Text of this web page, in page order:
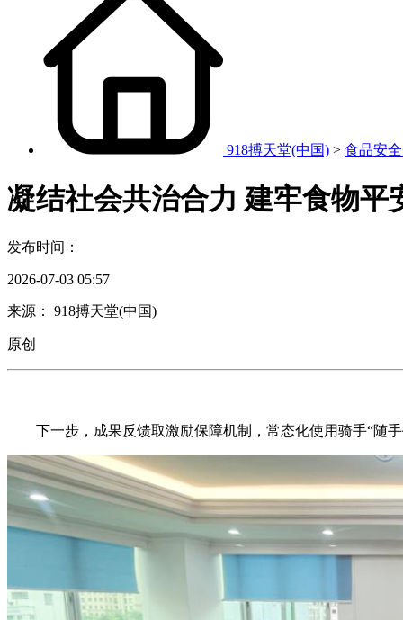
918搏天堂(中国) > 食品安
凝结社会共治合力 建牢食物
发布时间：
2026-07-03 05:57
来源： 918搏天堂(中国)
原创
下一步，成果反馈取激励保障机制，常态化使用骑手“随手